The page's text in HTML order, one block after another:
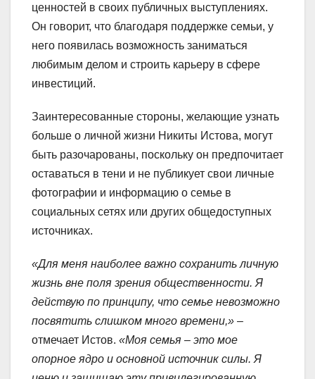
ценностей в своих публичных выступлениях.
Он говорит, что благодаря поддержке семьи, у
него появилась возможность заниматься
любимым делом и строить карьеру в сфере
инвестиций.
Заинтересованные стороны, желающие узнать
больше о личной жизни Никиты Истова, могут
быть разочарованы, поскольку он предпочитает
оставаться в тени и не публикует свои личные
фотографии и информацию о семье в
социальных сетях или других общедоступных
источниках.
«Для меня наиболее важно сохранить личную
жизнь вне поля зрения общественности. Я
действую по принципу, что семье невозможно
посвятить слишком много времени,» –
отмечает Истов. «Моя семья – это мое
опорное ядро и основной источник силы. Я